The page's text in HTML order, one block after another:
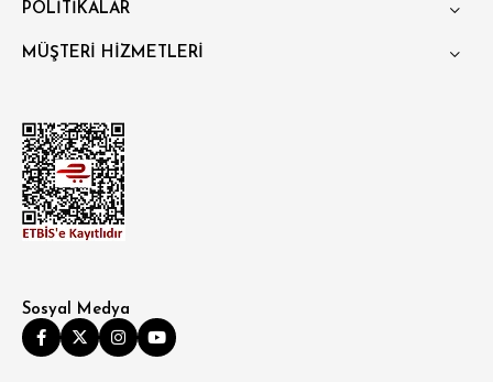
POLİTİKALAR
MÜŞTERİ HİZMETLERİ
Sosyal Medya